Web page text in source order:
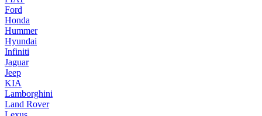
Ford
Honda
Hummer
Hyundai
Infiniti
Jaguar
Jeep
KIA
Lamborghini
Land Rover